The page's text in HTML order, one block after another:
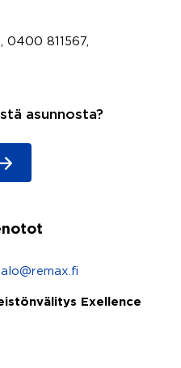
0400 811567,
asunnosta?
Exellence